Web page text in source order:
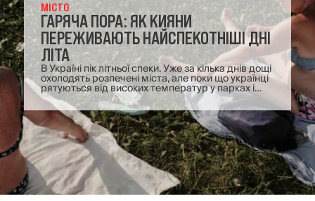
ГАРЯЧА ПОРА: ЯК КИЯНИ
ПЕРЕЖИВАЮТЬ НАЙСПЕКОТНІШІ ДНІ
ЛІТА
В Україні пік літньої спеки. Уже за кілька днів дощі
охолодять розпечені міста, але поки що українці
рятуються від високих температур у парках і
біля води. Фотографка Ліза Букреєва
спостерігала, як саме мешканці Києва
проводять ці найжаркіші дні.
МІСТО